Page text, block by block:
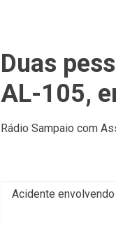
Duas
AL-105,
Rádio Sampaio com
Acidente